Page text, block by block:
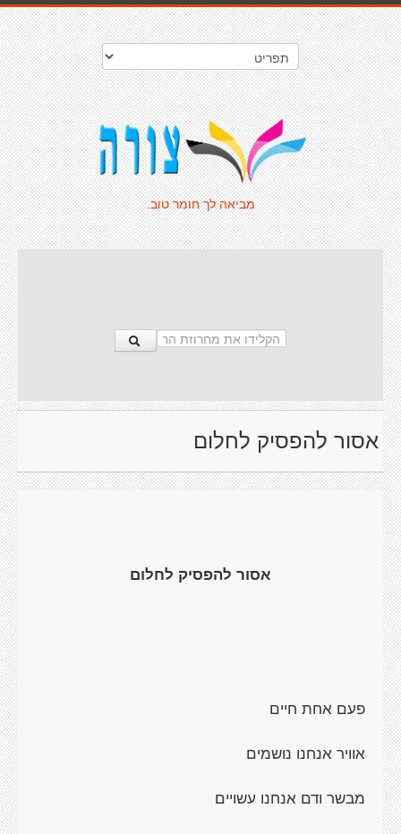
מביאה לך חומר טוב.
אסור להפסיק לחלום
אסור להפסיק לחלום
פעם אחת חיים
אוויר אנחנו נושמים
מבשר ודם אנחנו עשויים